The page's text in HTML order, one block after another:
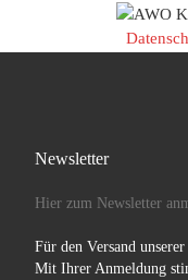
Newsletter
Hier zum Newsletter
Für den Versand
Mit Ihrer Anmeldung